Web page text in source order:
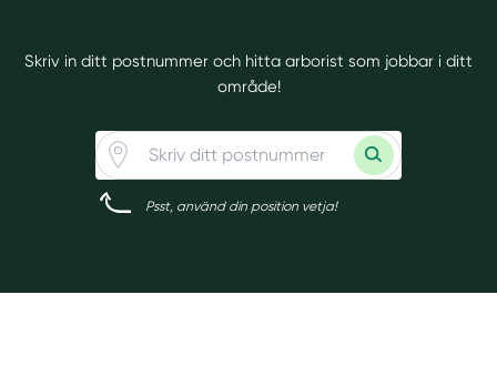
Skriv in ditt postnummer och hitta arborist som jobbar i ditt
område!
Psst, använd din position vetja!